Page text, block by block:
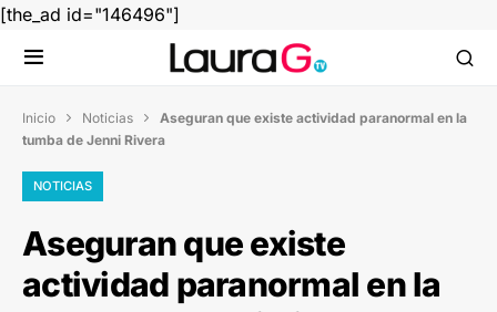
[the_ad id="146496"]
Inicio  Noticias  Aseguran que existe actividad paranormal en la
tumba de Jenni Rivera
NOTICIAS
Aseguran que existe
actividad paranormal en la